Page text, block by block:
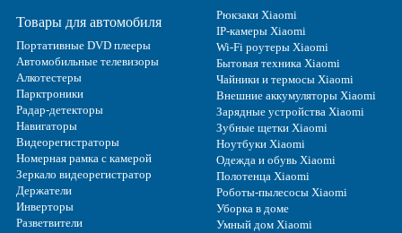
Товары для автомобиля
Портативные DVD плееры
Автомобильные телевизоры
Алкотестеры
Парктроники
Радар-детекторы
Навигаторы
Видеорегистраторы
Номерная рамка с камерой
Зеркало видеорегистратор
Держатели
Инверторы
Разветвители
Рюкзаки Xiaomi
IP-камеры Xiaomi
Wi-Fi роутеры Xiaomi
Бытовая техника Xiaomi
Чайники и термосы Xiaomi
Внешние аккумуляторы Xiaomi
Зарядные устройства Xiaomi
Зубные щетки Xiaomi
Ноутбуки Xiaomi
Одежда и обувь Xiaomi
Полотенца Xiaomi
Роботы-пылесосы Xiaomi
Уборка в доме
Умный дом Xiaomi